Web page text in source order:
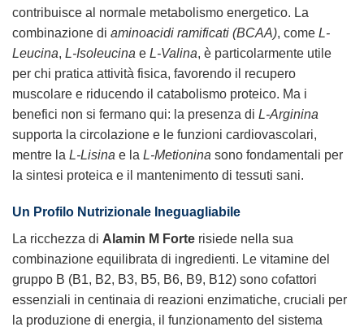
contribuisce al normale metabolismo energetico. La
combinazione di aminoacidi ramificati (BCAA), come L-
Leucina, L-Isoleucina e L-Valina, è particolarmente utile
per chi pratica attività fisica, favorendo il recupero
muscolare e riducendo il catabolismo proteico. Ma i
benefici non si fermano qui: la presenza di L-Arginina
supporta la circolazione e le funzioni cardiovascolari,
mentre la L-Lisina e la L-Metionina sono fondamentali per
la sintesi proteica e il mantenimento di tessuti sani.
Un Profilo Nutrizionale Ineguagliabile
La ricchezza di Alamin M Forte risiede nella sua
combinazione equilibrata di ingredienti. Le vitamine del
gruppo B (B1, B2, B3, B5, B6, B9, B12) sono cofattori
essenziali in centinaia di reazioni enzimatiche, cruciali per
la produzione di energia, il funzionamento del sistema